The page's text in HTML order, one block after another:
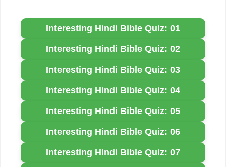
Interesting Hindi Bible Quiz: 01
Interesting Hindi Bible Quiz: 02
Interesting Hindi Bible Quiz: 03
Interesting Hindi Bible Quiz: 04
Interesting Hindi Bible Quiz: 05
Interesting Hindi Bible Quiz: 06
Interesting Hindi Bible Quiz: 07